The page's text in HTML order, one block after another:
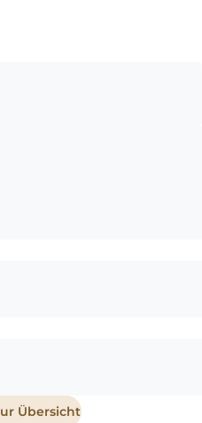
Übersicht